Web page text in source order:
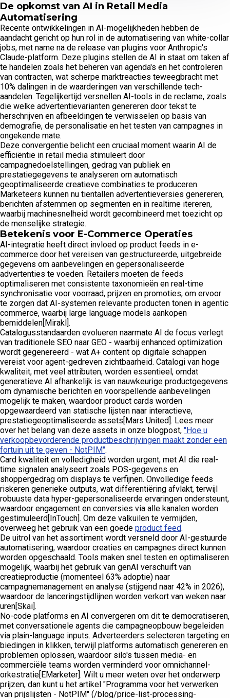
De opkomst van AI in Retail Media
Automatisering
Recente ontwikkelingen in AI-mogelijkheden hebben de
aandacht gericht op hun rol in de automatisering van white-collar
jobs, met name na de release van plugins voor Anthropic's
Claude-platform. Deze plugins stellen de AI in staat om taken af
te handelen zoals het beheren van agenda's en het controleren
van contracten, wat scherpe marktreacties teweegbracht met
10% dalingen in de waarderingen van verschillende tech-
aandelen. Tegelijkertijd versnellen AI-tools in de reclame, zoals
die welke advertentievarianten genereren door tekst te
herschrijven en afbeeldingen te verwisselen op basis van
demografie, de personalisatie en het testen van campagnes in
ongekende mate.
Deze convergentie belicht een cruciaal moment waarin AI de
efficiëntie in retail media stimuleert door
campagnedoelstellingen, gedrag van publiek en
prestatiegegevens te analyseren om automatisch
geoptimaliseerde creatieve combinaties te produceren.
Marketeers kunnen nu tientallen advertentieversies genereren,
berichten afstemmen op segmenten en in realtime itereren,
waarbij machinesnelheid wordt gecombineerd met toezicht op
de menselijke strategie.
Betekenis voor E-Commerce Operaties
AI-integratie heeft direct invloed op product feeds in e-
commerce door het vereisen van gestructureerde, uitgebreide
gegevens om aanbevelingen en gepersonaliseerde
advertenties te voeden. Retailers moeten de feeds
optimaliseren met consistente taxonomieën en real-time
synchronisatie voor voorraad, prijzen en promoties, om ervoor
te zorgen dat AI-systemen relevante producten tonen in agentic
commerce, waarbij large language models aankopen
bemiddelen[Mirakl].
Catalogusstandaarden evolueren naarmate AI de focus verlegt
van traditionele SEO naar GEO - waarbij enhanced optimization
wordt gegenereerd - wat A+ content op digitale schappen
vereist voor agent-gedreven zichtbaarheid. Catalogi van hoge
kwaliteit, met veel attributen, worden essentieel, omdat
generatieve AI afhankelijk is van nauwkeurige productgegevens
om dynamische berichten en voorspellende aanbevelingen
mogelijk te maken, waardoor product cards worden
opgewaardeerd van statische lijsten naar interactieve,
prestatiegeoptimaliseerde assets[Mars United]. Lees meer
over het belang van deze assets in onze blogpost, "Hoe u
verkoopbevorderende productbeschrijvingen maakt zonder een
fortuin uit te geven - NotPIM".
Card kwaliteit en volledigheid worden urgent, met AI die real-
time signalen analyseert zoals POS-gegevens en
shoppergedrag om displays te verfijnen. Onvolledige feeds
riskeren generieke outputs, wat differentiëring afvlakt, terwijl
robuuste data hyper-gepersonaliseerde ervaringen ondersteunt,
waardoor engagement en conversies via alle kanalen worden
gestimuleerd[InTouch]. Om deze valkuilen te vermijden,
overweeg het gebruik van een goede product feed.
De uitrol van het assortiment wordt versneld door AI-gestuurde
automatisering, waardoor creaties en campagnes direct kunnen
worden opgeschaald. Tools maken snel testen en optimaliseren
mogelijk, waarbij het gebruik van genAI verschuift van
creatieproductie (momenteel 63% adoptie) naar
campagnemanagement en analyse (stijgend naar 42% in 2026),
waardoor de lanceringstijdlijnen worden verkort van weken naar
uren[Skai].
No-code platforms en AI convergeren om dit te democratiseren,
met conversationele agents die campagneopbouw begeleiden
via plain-language inputs. Adverteerders selecteren targeting en
biedingen in klikken, terwijl platforms automatisch genereren en
problemen oplossen, waardoor silo's tussen media- en
commerciële teams worden verminderd voor omnichannel-
orkestratie[EMarketer]. Wilt u meer weten over het onderwerp
prijzen, dan kunt u het artikel "Programma voor het verwerken
van prijslijsten - NotPIM" (/blog/price-list-processing-